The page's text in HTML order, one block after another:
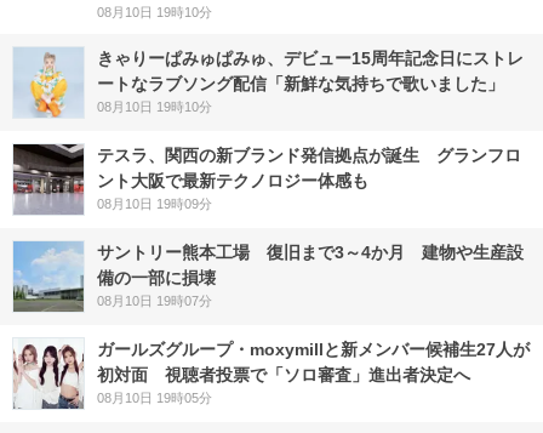
08月10日 19時10分
きゃりーぱみゅぱみゅ、デビュー15周年記念日にストレ
ートなラブソング配信「新鮮な気持ちで歌いました」
08月10日 19時10分
テスラ、関西の新ブランド発信拠点が誕生 グランフロ
ント大阪で最新テクノロジー体感も
08月10日 19時09分
サントリー熊本工場 復旧まで3～4か月 建物や生産設
備の一部に損壊
08月10日 19時07分
ガールズグループ・moxymillと新メンバー候補生27人が
初対面 視聴者投票で「ソロ審査」進出者決定へ
08月10日 19時05分